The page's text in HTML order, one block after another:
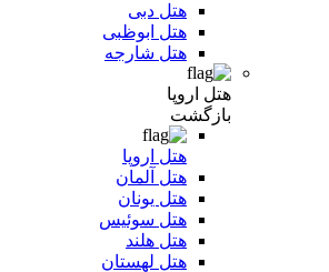
هتل دبی
هتل ابوظبی
هتل شارجه
هتل اروپا
بازگشت
هتل اروپا
هتل آلمان
هتل یونان
هتل سوئیس
هتل هلند
هتل لهستان